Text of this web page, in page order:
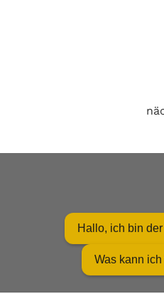
Hallo, ich bin
Was kann